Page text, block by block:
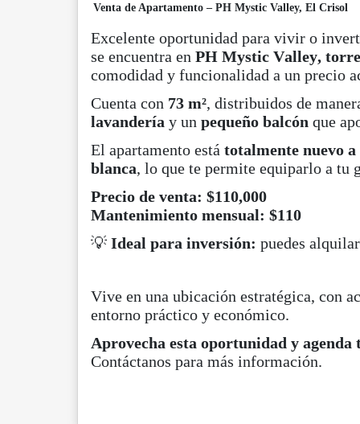
Venta de Apartamento – PH Mystic Valley, El Crisol
Excelente oportunidad para vivir o
se encuentra en PH Mystic Valley,
comodidad y funcionalidad a un precio
Cuenta con 73 m², distribuidos de
lavandería y un pequeño balcón que
El apartamento está totalmente nuevo
blanca, lo que te permite equiparlo a tu
Precio de venta: $110,000
Mantenimiento mensual: $110
💡 Ideal para inversión: puedes
Vive en una ubicación estratégica, con
entorno práctico y económico.
Aprovecha esta oportunidad y
Contáctanos para más información.